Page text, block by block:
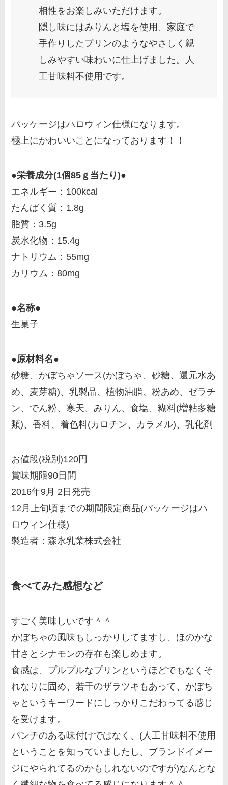
相性をお楽しみいただけます。
隠し味にはみりんと塩を使用、家庭で
手作りしたプリンのようなやさしく親
しみやすい味わいに仕上げました。人
工甘味料不使用です。
パッケージはハロウィン仕様になります。
極上にかわいいことになっております！！
●栄養成分(1個85ｇ当たり)●
エネルギー：100kcal
たんぱく質：1.8g
脂質：3.5g
炭水化物：15.4g
ナトリウム：55mg
カリウム：80mg
●名称●
生菓子
●原材料名●
砂糖、かぼちゃソース(かぼちゃ、砂糖、還元水あ
め、麦芽糖)、乳製品、植物油脂、粉あめ、ゼラチ
ン、でん粉、寒天、みりん、食塩、糊料(増粘多糖
類)、香料、着色料(カロチン、カラメル)、乳化剤
お値段(税別)120円
賞味期限90日間
2016年9月 2日発売
12月上旬頃までの期間限定商品(パッケージはハ
ロウィン仕様)
製造者：森永乳業株式会社
食べてみた感想など
すごく美味しいです＾＾
かぼちゃの風味もしっかりしてますし、ほのかな
甘さとシナモンの存在も楽しめます。
食感は、プルプルなプリンというほどでもなくそ
れなりに固め、若干のザラツキもあって、かぼち
ゃというキーワードにしっかりこだわってる感じ
を受けます。
パンチのある味付けではなく、(人工甘味料不使用
ということを知っていましたし、ブランドイメー
ジにやられてるのかもしれないのですが)なんとな